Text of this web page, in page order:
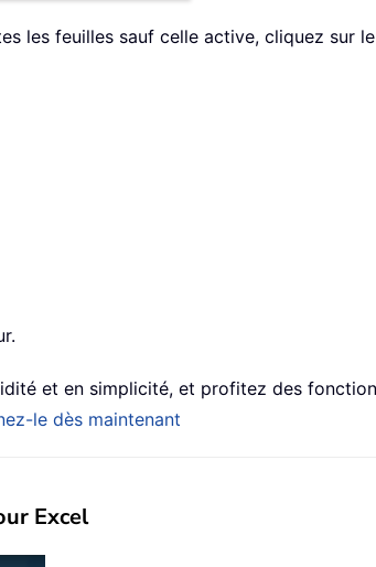
les feuilles sauf celle active, cliquez sur
et en simplicité, et profitez des
le dès maintenant
Excel